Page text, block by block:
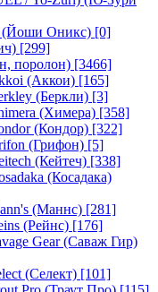
(Йоши Оникс) [0]
[299]
поролон) [3466]
(Аккои) [165]
(Беркли) [3]
(Химера) [358]
(Кондор) [322]
(Грифон) [5]
(Кейтеч) [338]
(Косадака)
(Маннс) [281]
(Рейнс) [176]
Gear (Саваж Гир)
(Селект) [101]